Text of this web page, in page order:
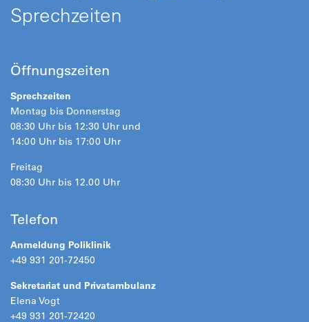
Sprechzeiten
Öffnungszeiten
Sprechzeiten
Montag bis Donnerstag
08:30 Uhr bis 12:30 Uhr und
14:00 Uhr bis 17:00 Uhr
Freitag
08:30 Uhr bis 12.00 Uhr
Telefon
Anmeldung Poliklinik
+49 931 201-72450
Sekretariat und Privatambulanz
Elena Vogt
+49 931 201-72420